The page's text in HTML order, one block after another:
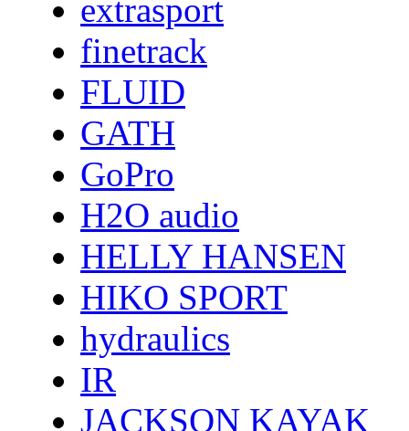
extrasport
finetrack
FLUID
GATH
GoPro
H2O audio
HELLY HANSEN
HIKO SPORT
hydraulics
IR
JACKSON KAYAK